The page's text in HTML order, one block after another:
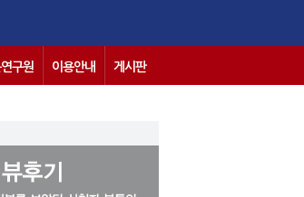
구원 이용안내 게시판